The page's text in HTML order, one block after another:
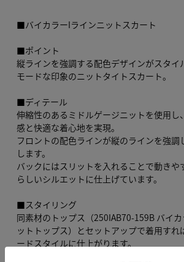
■バイカラーIラインニットスカート
■ポイント
縦ラインを強調する配色デザインがスタイ
モードな印象のニットタイトスカート。
■ディテール
伸縮性のあるミドルゲージニットを使用し
感と快適な着心地を実現。
フロントの配色ラインが縦のラインを強調
します。
バックにはスリットを入れることで動きや
らしいシルエットに仕上げています。
■スタイリング
同素材のトップス（250IAB70-159B バイ
ットトップス）とセットアップで着用す
ードスタイルに仕上がります。